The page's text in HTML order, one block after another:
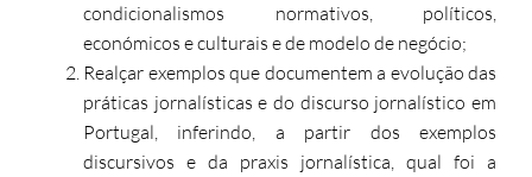
condicionalismos normativos, políticos,
económicos e culturais e de modelo de negócio;
Realçar exemplos que documentem a evolução das
práticas jornalísticas e do discurso jornalístico em
Portugal, inferindo, a partir dos exemplos
discursivos e da praxis jornalística, qual foi a